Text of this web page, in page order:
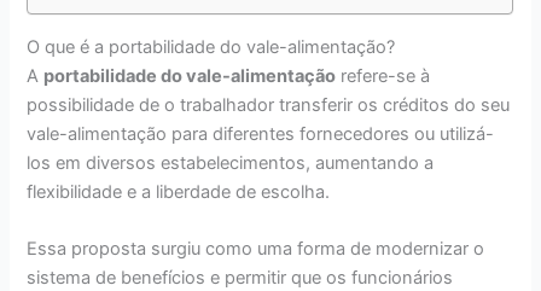
O que é a portabilidade do vale-alimentação?
A portabilidade do vale-alimentação refere-se à
possibilidade de o trabalhador transferir os créditos do seu
vale-alimentação para diferentes fornecedores ou utilizá-
los em diversos estabelecimentos, aumentando a
flexibilidade e a liberdade de escolha.
Essa proposta surgiu como uma forma de modernizar o
sistema de benefícios e permitir que os funcionários